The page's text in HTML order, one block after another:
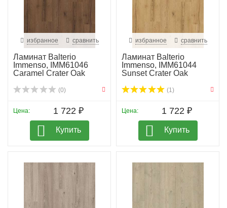
polplus@mail.ru
избранное сравнить
Ламинат Balterio
Immenso, IMM61046
Caramel Crater Oak
(0)
Цена: 1 722 ₽
Купить
избранное сравнить
Ламинат Balterio
Immenso, IMM61044
Sunset Crater Oak
(1)
Цена: 1 722 ₽
Купить